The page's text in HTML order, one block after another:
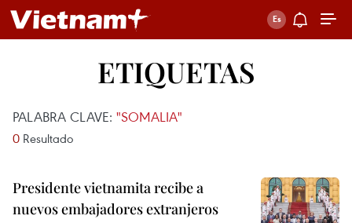
ETIQUETAS
PALABRA CLAVE: "SOMALIA"
0 Resultado
Presidente vietnamita recibe a
nuevos embajadores extranjeros